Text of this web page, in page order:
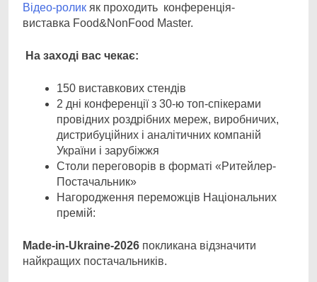
Відео-ролик як проходить конференція-
виставка Food&NonFood Master.
На заході вас чекає:
150 виставкових стендів
2 дні конференції з 30-ю топ-спікерами
провідних роздрібних мереж, виробничих,
дистрибуційних і аналітичних компаній
України і зарубіжжя
Столи переговорів в форматі «Ритейлер-
Постачальник»
Нагородження переможців Національних
премій:
Made-in-Ukraine-2026 покликана відзначити
найкращих постачальників.